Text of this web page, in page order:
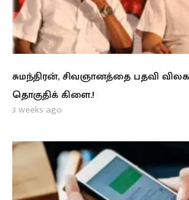
சுமந்திரன், சிவஞானத்தை பதவி
தொகுதிக் கிளை.!
3 weeks ago